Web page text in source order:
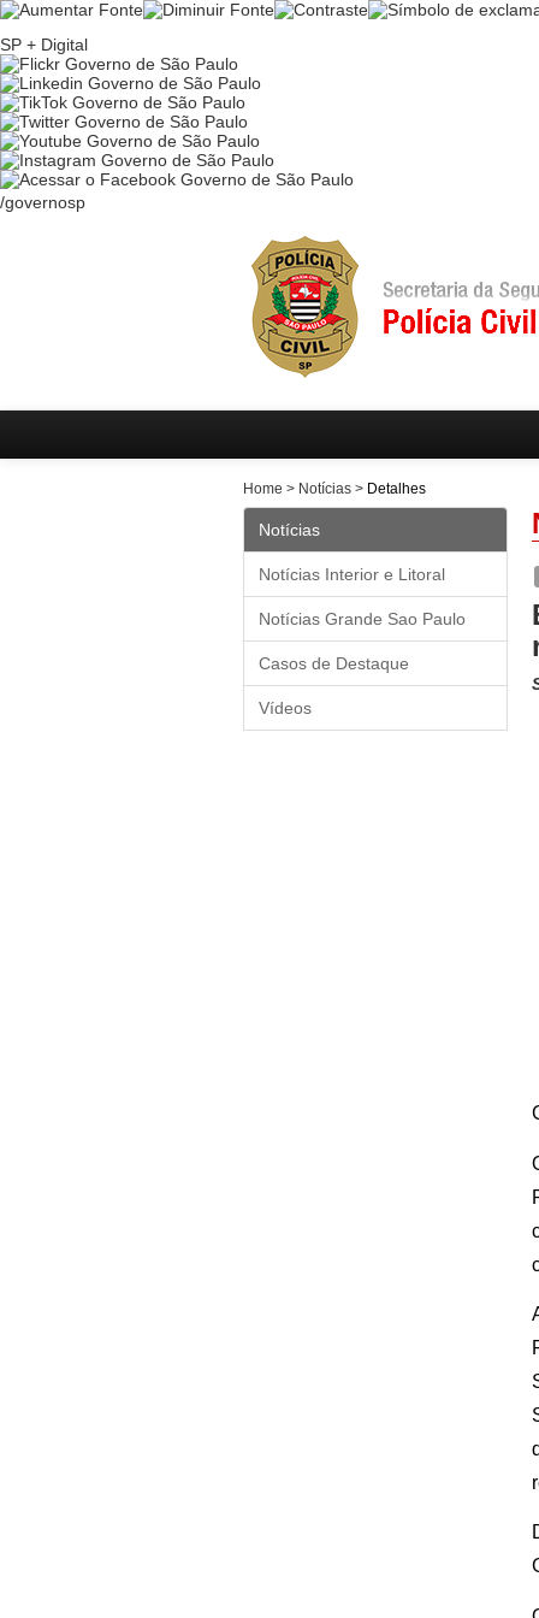
Ir
conteúdo
Ir
para
menu
Ir
para
busca
SP + Digital
/governosp
Home > Notícias > Detalhes
Notícias
Notícias Interior e Litoral
Notícias Grande Sao Paulo
Casos de Destaque
Vídeos